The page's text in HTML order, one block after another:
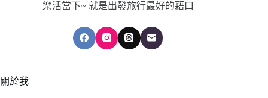
樂活當下~ 就是出發旅行最好的藉口
關於我